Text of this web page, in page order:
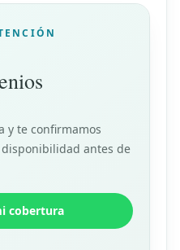
y te confirmamos
antes de
cobertura